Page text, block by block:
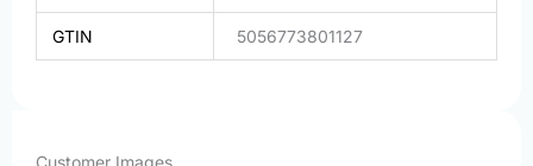
GTIN 5056773801127